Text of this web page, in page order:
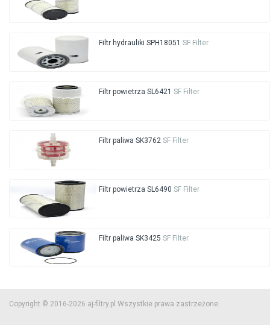
Filtr hydrauliki SPH18051 SF Filter
Filtr powietrza SL6421 SF Filter
Filtr paliwa SK3762 SF Filter
Filtr powietrza SL6490 SF Filter
Filtr paliwa SK3425 SF Filter
Copyright © 2016-2026 aj-filtry.pl Wszystkie prawa zastrzeżone.